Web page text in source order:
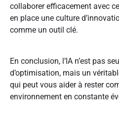
collaborer efficacement avec
en place une culture
comme un outil clé.
En conclusion, l’IA n’est pas
d’optimisation, mais un
qui peut vous aider à rester
environnement en constante